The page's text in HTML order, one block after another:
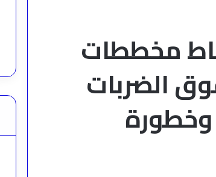
مخططات
الضربات